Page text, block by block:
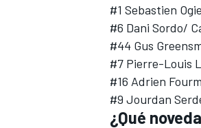
#1 Sebastien
#6 Dani Sordo/
#44 Gus
#7 Pierre-Louis
#16 Adrien
#9 Jourdan
¿Qué